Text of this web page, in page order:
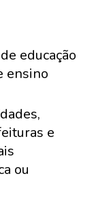
educação
ensino
e
ou